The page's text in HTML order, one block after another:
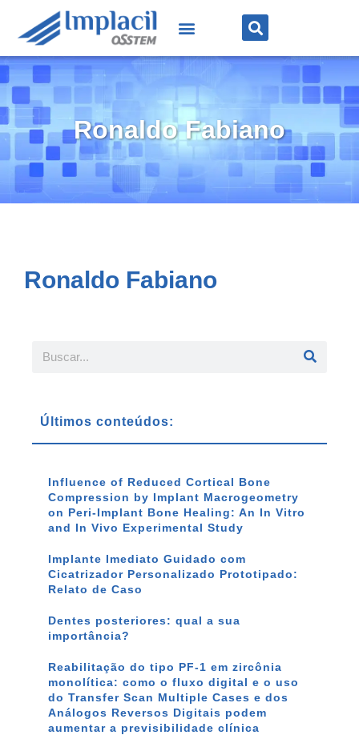
Ronaldo Fabiano
Ronaldo Fabiano
Últimos conteúdos:
Influence of Reduced Cortical Bone
Compression by Implant Macrogeometry
on Peri-Implant Bone Healing: An In Vitro
and In Vivo Experimental Study
Implante Imediato Guidado com
Cicatrizador Personalizado Prototipado:
Relato de Caso
Dentes posteriores: qual a sua
importância?
Reabilitação do tipo PF-1 em zircônia
monolítica: como o fluxo digital e o uso
do Transfer Scan Multiple Cases e dos
Análogos Reversos Digitais podem
aumentar a previsibilidade clínica